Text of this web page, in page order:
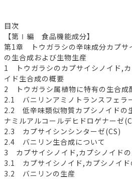
目次
【第Ⅰ編 食品機能成分】
第1章 トウガラシの辛味成分カプサ
の生合成および生物生産
1 トウガラシのカプサイシノイド,カ
イド生合成の概要
2 トウガラシ属植物に特有の生合成
2.1 バニリンアミノトランスフェラ
2.2 低辛味類似物質カプシノイドの
ナミルアルコールデヒドロゲナーゼ
2.3 カプサイシンシンターゼ(CS)
2.4 バニリン生合成について
3 カプサイシノイド,カプシノイド
3.1 カプサイシノイド,カプシノイド
3.2 バニリンの生産